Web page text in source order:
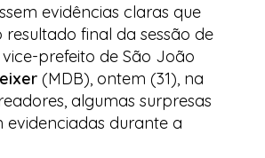
evidências claras que
final da sessão de
prefeito de São João
(MDB), ontem (31), na
algumas surpresas
durante a